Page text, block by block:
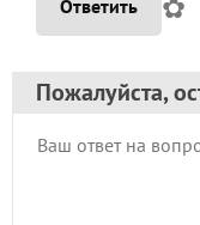
Ответить
Пожалуйста,